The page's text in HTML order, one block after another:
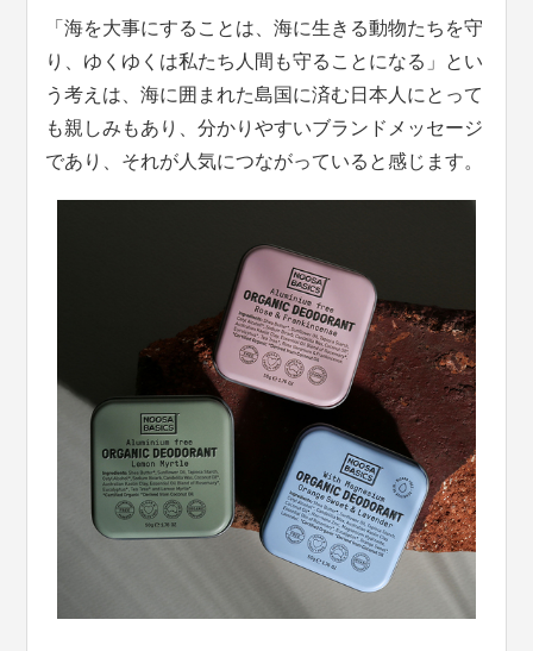
「海を大事にすることは、海に生きる動物たちを守
り、ゆくゆくは私たち人間も守ることになる」とい
う考えは、海に囲まれた島国に済む日本人にとって
も親しみもあり、分かりやすいブランドメッセージ
であり、それが人気につながっていると感じます。